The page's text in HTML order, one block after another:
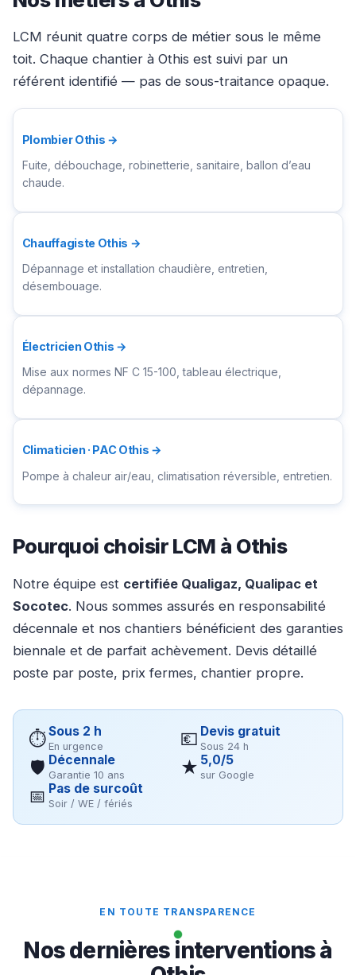
LCM réunit quatre corps de métier sous le même
toit. Chaque chantier à Othis est suivi par un
référent identifié — pas de sous-traitance opaque.
Plombier Othis →
Fuite, débouchage, robinetterie, sanitaire, ballon d’eau
chaude.
Chauffagiste Othis →
Dépannage et installation chaudière, entretien,
désembouage.
Électricien Othis →
Mise aux normes NF C 15-100, tableau électrique,
dépannage.
Climaticien · PAC Othis →
Pompe à chaleur air/eau, climatisation réversible, entretien.
Pourquoi choisir LCM à Othis
Notre équipe est certifiée Qualigaz, Qualipac et
Socotec. Nous sommes assurés en responsabilité
décennale et nos chantiers bénéficient des garanties
biennale et de parfait achèvement. Devis détaillé
poste par poste, prix fermes, chantier propre.
⏱Sous 2 h
En urgence 💶 Devis gratuit
Sous 24 h
🛡 Décennale
Garantie 10 ans ★ 5,0/5
sur Google
📅 Pas de surcoût
Soir / WE / fériés
EN TOUTE TRANSPARENCE
Nos dernières interventions à